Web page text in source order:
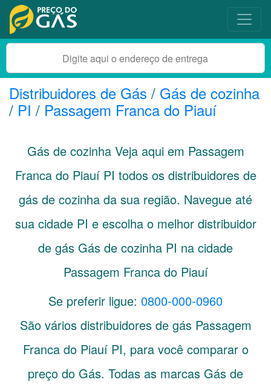
Distribuidores de Gás / Gás de cozinha
/ PI / Passagem Franca do Piauí
Gás de cozinha Veja aqui em Passagem
Franca do Piauí PI todos os distribuidores de
gás de cozinha da sua região. Navegue até
sua cidade PI e escolha o melhor distribuidor
de gás Gás de cozinha PI na cidade
Passagem Franca do Piauí
Se preferir ligue: 0800-000-0960
São vários distribuidores de gás Passagem
Franca do Piauí PI, para você comparar o
preço do Gás. Todas as marcas Gás de